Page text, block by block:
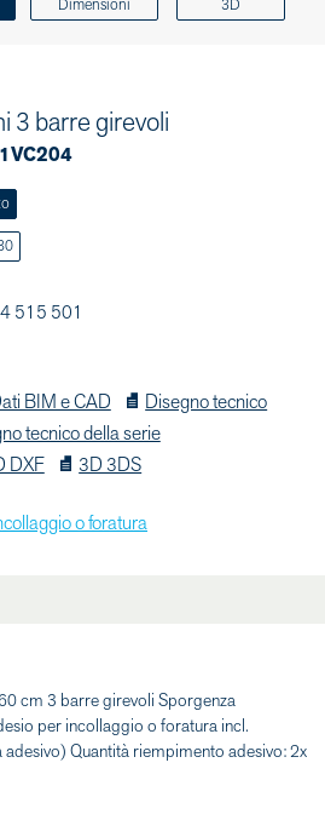
Dimensioni 3D
3 barre girevoli
515 501
BIM e CAD
Disegno tecnico
tecnico della serie
DXF 3D 3DS
o foratura
cm 3 barre girevoli Sporgenza
per incollaggio o foratura incl.
Quantità riempimento adesivo: 2x